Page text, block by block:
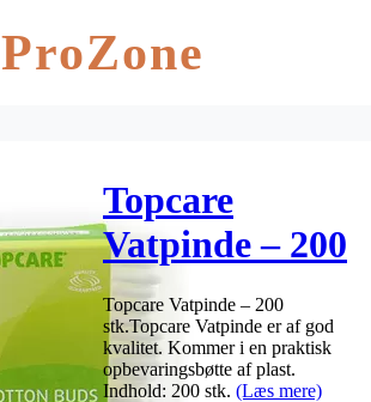
ProZone
Topcare
Vatpinde – 200
stk
Topcare Vatpinde – 200
stk.Topcare Vatpinde er af god
kvalitet. Kommer i en praktisk
opbevaringsbøtte af plast.
Indhold: 200 stk. (Læs mere)